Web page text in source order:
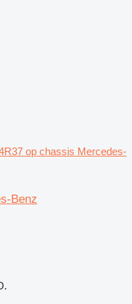
op chassis Mercedes-
Benz